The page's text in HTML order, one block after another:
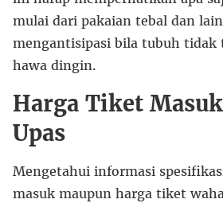
mulai dari pakaian tebal dan
mengantisipasi bila tubuh tidak
hawa dingin.
Harga Tiket
Upas
Mengetahui informasi
masuk maupun harga tiket